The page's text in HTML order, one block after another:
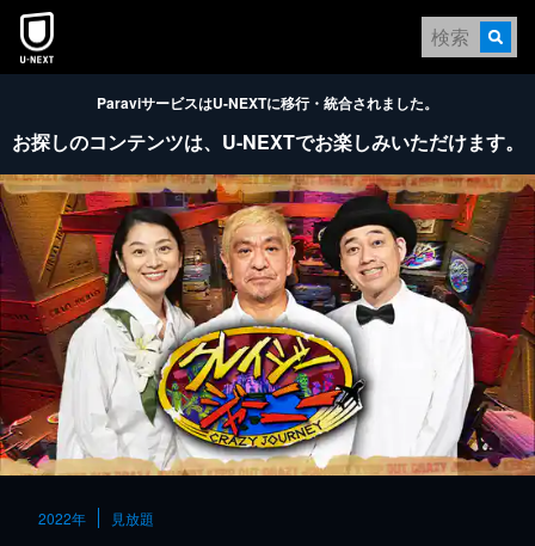
本文へスキップ
ParaviサービスはU-NEXTに移行・統合されました。
お探しのコンテンツは、 U-NEXTでお楽しみいただけます。
2022年 見放題